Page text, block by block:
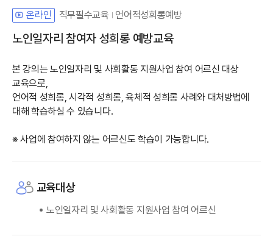
온라인 직무필수교육 언어적성희롱예방
노인일자리 참여자 성희롱 예방교육
본 강의는 노인일자리 및 사회활동 지원사업 참여 어르신 대상
교육으로,
언어적 성희롱, 시각적 성희롱, 육체적 성희롱 사례와 대처방법에
대해 학습하실 수 있습니다.
※ 사업에 참여하지 않는 어르신도 학습이 가능합니다.
교육대상
노인일자리 및 사회활동 지원사업 참여 어르신